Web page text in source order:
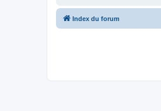
Index du forum